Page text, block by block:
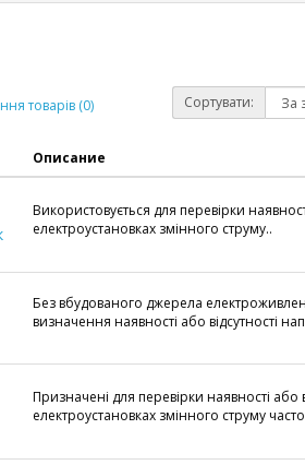
товарів (0) Сортувати:
Описание
Використовується для перевірки
електроустановках змінного струму..
Без вбудованого джерела
визначення наявності або відсутності
Призначені для перевірки наявності або
електроустановках змінного струму